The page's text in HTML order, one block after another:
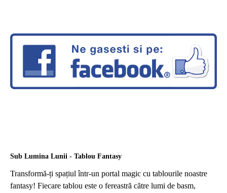
Sub Lumina Lunii - Tablou Fantasy
Transformă-ți spațiul într-un portal magic cu tablourile noastre
fantasy! Fiecare tablou este o fereastră către lumi de basm,